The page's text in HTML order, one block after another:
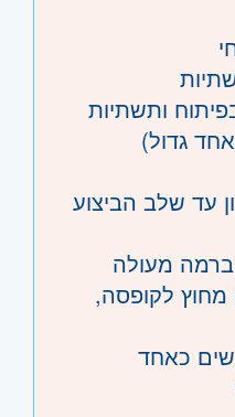
ותשתיות
גדול)
עד שלב הביצוע
ברמה מעולה
מחוץ לקופסה,
כאחד